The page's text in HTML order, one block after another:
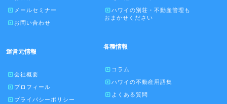
メールセミナー
お問い合わせ
ハワイの別荘・不動産管理も
おまかせください
各種情報
コラム
ハワイの不動産用語集
よくある質問
運営元情報
会社概要
プロフィール
プライバシーポリシー